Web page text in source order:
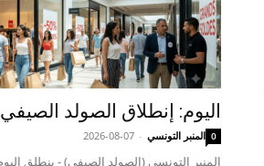
اليوم: إنطلاق الصولد الصيفي
المنبر التونسي -
2026-08-07 0